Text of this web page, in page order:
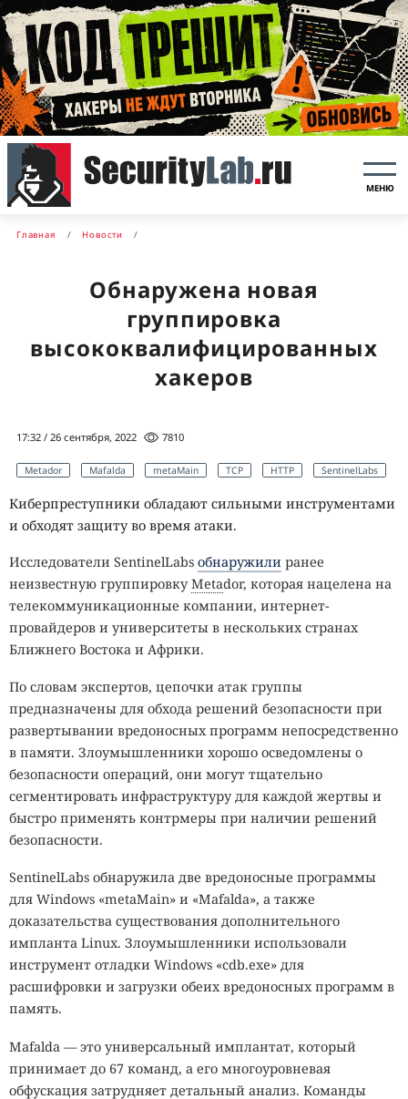
МЕНЮ
Главная Новости
Обнаружена новая
группировка
высококвалифицированных
хакеров
17:32 / 26 сентября, 2022 7810
Metador Mafalda metaMain TCP HTTP SentinelLabs
Киберпреступники обладают сильными инструментами
и обходят защиту во время атаки.
Исследователи SentinelLabs обнаружили ранее
неизвестную группировкуMetador, которая нацелена на
телекоммуникационные компании, интернет-
провайдеров и университеты в нескольких странах
Ближнего Востока и Африки.
По словам экспертов, цепочки атак группы
предназначены для обхода решений безопасности при
развертывании вредоносных программ непосредственно
в памяти. Злоумышленники хорошо осведомлены о
безопасности операций, они могут тщательно
сегментировать инфраструктуру для каждой жертвы и
быстро применять контрмеры при наличии решений
безопасности.
SentinelLabs обнаружила две вредоносные программы
для Windows «metaMain» и «Mafalda», а также
доказательства существования дополнительного
импланта Linux. Злоумышленники использовали
инструмент отладки Windows «cdb.exe» для
расшифровки и загрузки обеих вредоносных программ в
память.
Mafalda — это универсальный имплантат, который
принимает до 67 команд, а его многоуровневая
обфускация затрудняет детальный анализ. Команды